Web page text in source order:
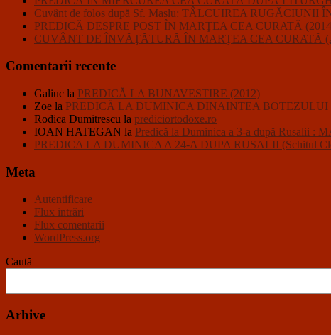
Cuvânt de folos după Sf. Maslu: TÂLCUIREA
PREDICĂ DESPRE POST ÎN MARŢEA CEA CURATĂ
CUVÂNT DE ÎNVĂŢĂTURĂ ÎN MARŢEA CEA CURATĂ
Comentarii recente
Galiuc la PREDICĂ LA BUNAVESTIRE (2012)
Zoe la PREDICĂ LA DUMINICA DINAINTEA BOTEZULUI
Rodica Dumitrescu la prediciortodoxe.ro
IOAN HATEGAN la Predică la Duminica a 3-a după Rusalii
PREDICA LA DUMINICA A 24-A DUPA RUSALII (Schitul
Meta
Autentificare
Flux intrări
Flux comentarii
WordPress.org
Caută
Arhive